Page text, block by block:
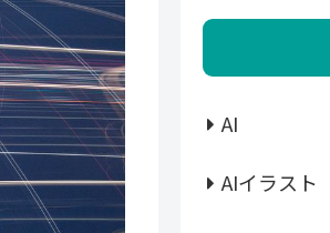
AI
AIイラスト